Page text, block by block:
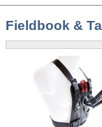
Fieldbook &